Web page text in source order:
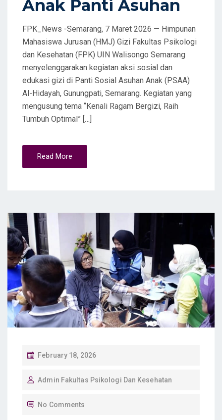
Anak Panti Asuhan
FPK_News -Semarang, 7 Maret 2026 — Himpunan
Mahasiswa Jurusan (HMJ) Gizi Fakultas Psikologi
dan Kesehatan (FPK) UIN Walisongo Semarang
menyelenggarakan kegiatan aksi sosial dan
edukasi gizi di Panti Sosial Asuhan Anak (PSAA)
Al-Hidayah, Gunungpati, Semarang. Kegiatan yang
mengusung tema “Kenali Ragam Bergizi, Raih
Tumbuh Optimal” […]
Read More
P
S
February 18, 2026
Admin Fakultas Psikologi Dan Kesehatan
No Comments